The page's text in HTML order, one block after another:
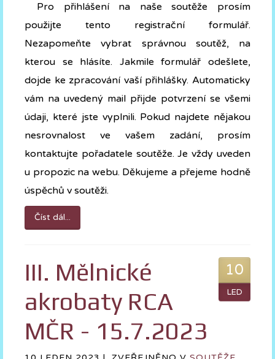
Pro přihlášení na naše soutěže prosím
použijte tento registrační formulář.
Nezapomeňte vybrat správnou soutěž, na
kterou se hlásíte. Jakmile formulář odešlete,
dojde ke zpracování vaší přihlášky. Automaticky
vám na uvedený mail přijde potvrzení se všemi
údaji, které jste vyplnili. Pokud najdete nějakou
nesrovnalost ve vašem zadání, prosím
kontaktujte pořadatele soutěže. Je vždy uveden
u propozic na webu. Děkujeme a přejeme hodně
úspěchů v soutěži.
Číst dál...
10
LED
III. Mělnické
akrobaty RCA
MČR - 15.7.2023